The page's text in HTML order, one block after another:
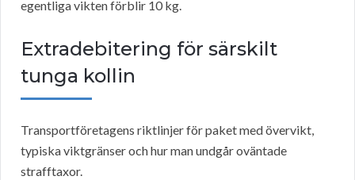
egentliga vikten förblir 10 kg.
Extradebitering för särskilt
tunga kollin
Transportföretagens riktlinjer för paket med övervikt,
typiska viktgränser och hur man undgår oväntade
strafftaxor.